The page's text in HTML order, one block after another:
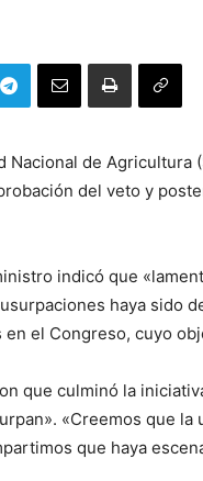
Nacional de Agricultura
del veto y
indicó que
haya sido
el Congreso, cuyo
que culminó la
«Creemos que
que haya